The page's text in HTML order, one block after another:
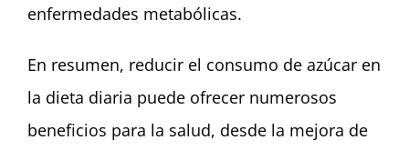
enfermedades metabólicas.
En resumen, reducir el consumo de azúcar en
la dieta diaria puede ofrecer numerosos
beneficios para la salud, desde la mejora de